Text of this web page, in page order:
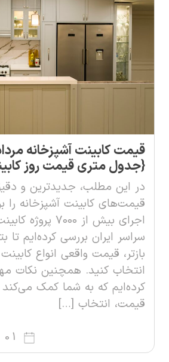
{جدول متری قیمت روز
در این مطلب، جدیدترین و
قیمت‌های کابینت آشپزخانه را
اجرای بیش از ۷۰۰۰
سراسر ایران بررسی کرده‌ایم تا
بازتر، قیمت واقعی انواع
انتخاب کنید. همچنین نکات
کرده‌ایم که به شما کمک می‌کند
قیمت، انتخاب […]
01 دی 1404